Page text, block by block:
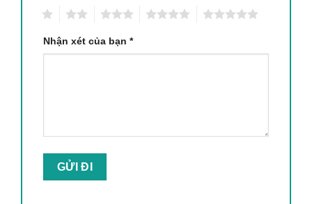
Nhận xét của bạn *